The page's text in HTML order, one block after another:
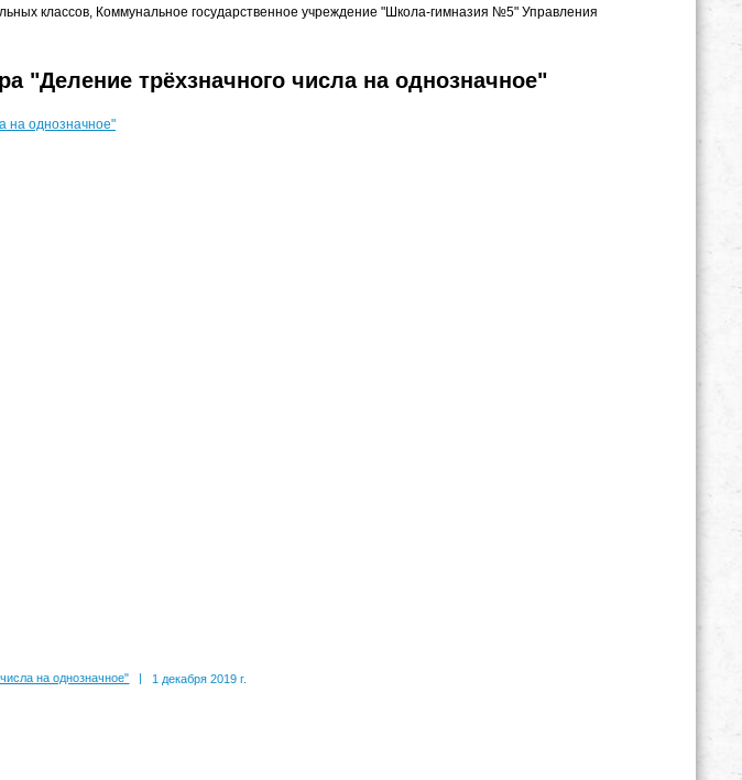
классов, Коммунальное государственное учреждение "Школа-гимназия №5" Управления
"Деление трёхзначного числа на однозначное"
на однозначное"
на однозначное" | 1 декабря 2019 г.